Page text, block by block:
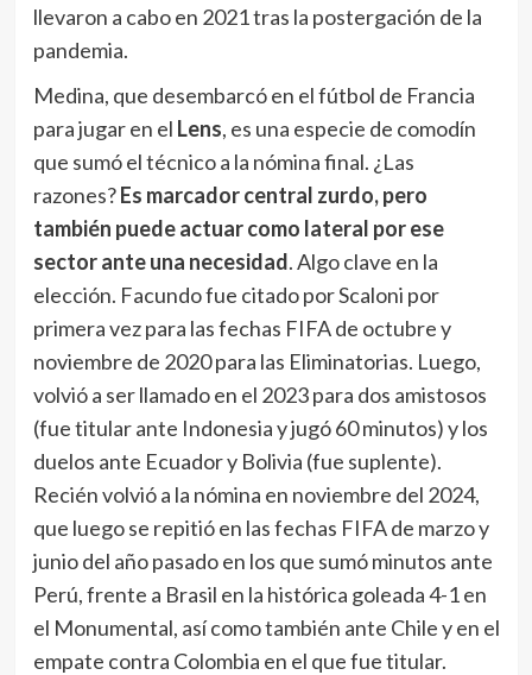
llevaron a cabo en 2021 tras la postergación de la
pandemia.
Medina, que desembarcó en el fútbol de Francia
para jugar en el Lens, es una especie de comodín
que sumó el técnico a la nómina final. ¿Las
razones?Es marcador central zurdo, pero
también puede actuar como lateral por ese
sector ante una necesidad. Algo clave en la
elección. Facundo fue citado por Scaloni por
primera vez para las fechas FIFA de octubre y
noviembre de 2020 para las Eliminatorias. Luego,
volvió a ser llamado en el 2023 para dos amistosos
(fue titular ante Indonesia y jugó 60 minutos) y los
duelos ante Ecuador y Bolivia (fue suplente).
Recién volvió a la nómina en noviembre del 2024,
que luego se repitió en las fechas FIFA de marzo y
junio del año pasado en los que sumó minutos ante
Perú, frente a Brasil en la histórica goleada 4-1 en
el Monumental, así como también ante Chile y en el
empate contra Colombia en el que fue titular.